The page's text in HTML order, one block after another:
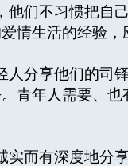
们不习惯把自
情生活的经验，
分享他们的司
青年人需要、也
而有深度地分